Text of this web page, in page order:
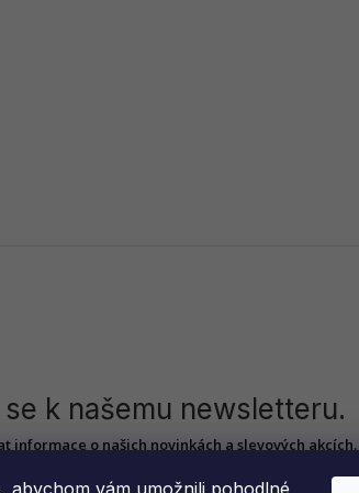
abychom vám umožnili pohodlné
k našemu newsletteru.
informace o našich novinkách a slevových akcích.